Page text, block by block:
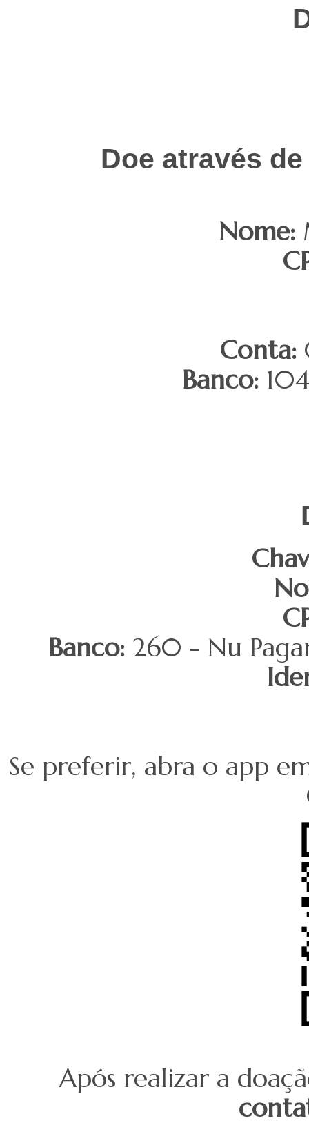
Doe através
Nome:
Conta:
Banco:104
Banco: 260 - Nu
Se preferir, abra o app
Após realizar a